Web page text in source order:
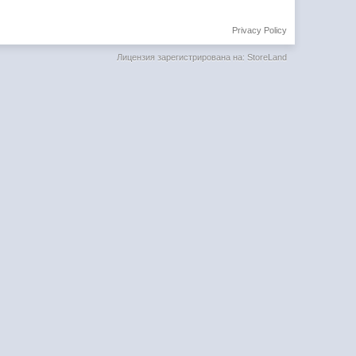
Privacy Policy
Лицензия зарегистрирована на: StoreLand